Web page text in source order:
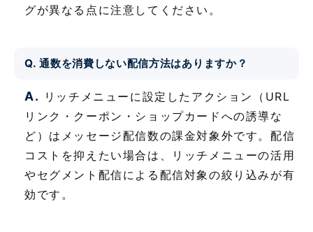
グが異なる点に注意してください。
Q. 通数を消費しない配信方法はありますか？
A. リッチメニューに設定したアクション（URL
リンク・クーポン・ショップカードへの誘導な
ど）はメッセージ配信数の課金対象外です。配信
コストを抑えたい場合は、リッチメニューの活用
やセグメント配信による配信対象の絞り込みが有
効です。